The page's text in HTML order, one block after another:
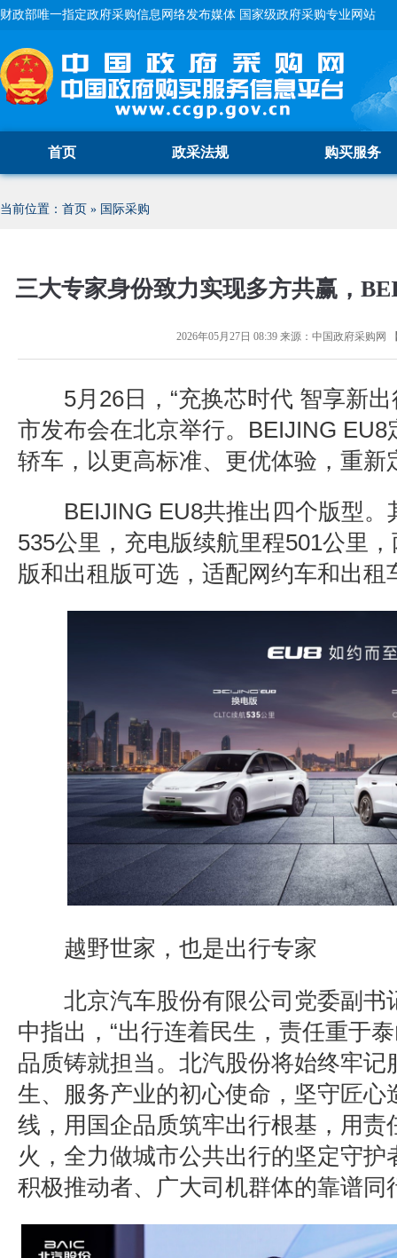
财政部唯一指定政府采购信息网络发布媒体 国家级政府采购专业网站
首页 政采法规 购买服务
当前位置： 首页 » 国际采购
三大专家身份致力实现多方共赢，
2026年05月27日 08:39来源： 中国政府采购网
5月 26日， “充换芯时代 智享新出
市发布会在北京举行。 BEIJING EU8
轿车，以更高标准、更优体验，重新
BEIJING EU8共推出四个版型。
535公里，充电版续航里程501公里
版和出租版可选，适配网约车和出租
越野世家，也是出行专家
北京汽车股份有限公司党委副书
中指出， “出行连着民生，责任重于
品质铸就担当。北汽股份将始终牢记
生、服务产业的初心使命，坚守匠心
线，用国企品质筑牢出行根基，用责
火，全力做城市公共出行的坚定守护
积极推动者、广大司机群体的靠谱同